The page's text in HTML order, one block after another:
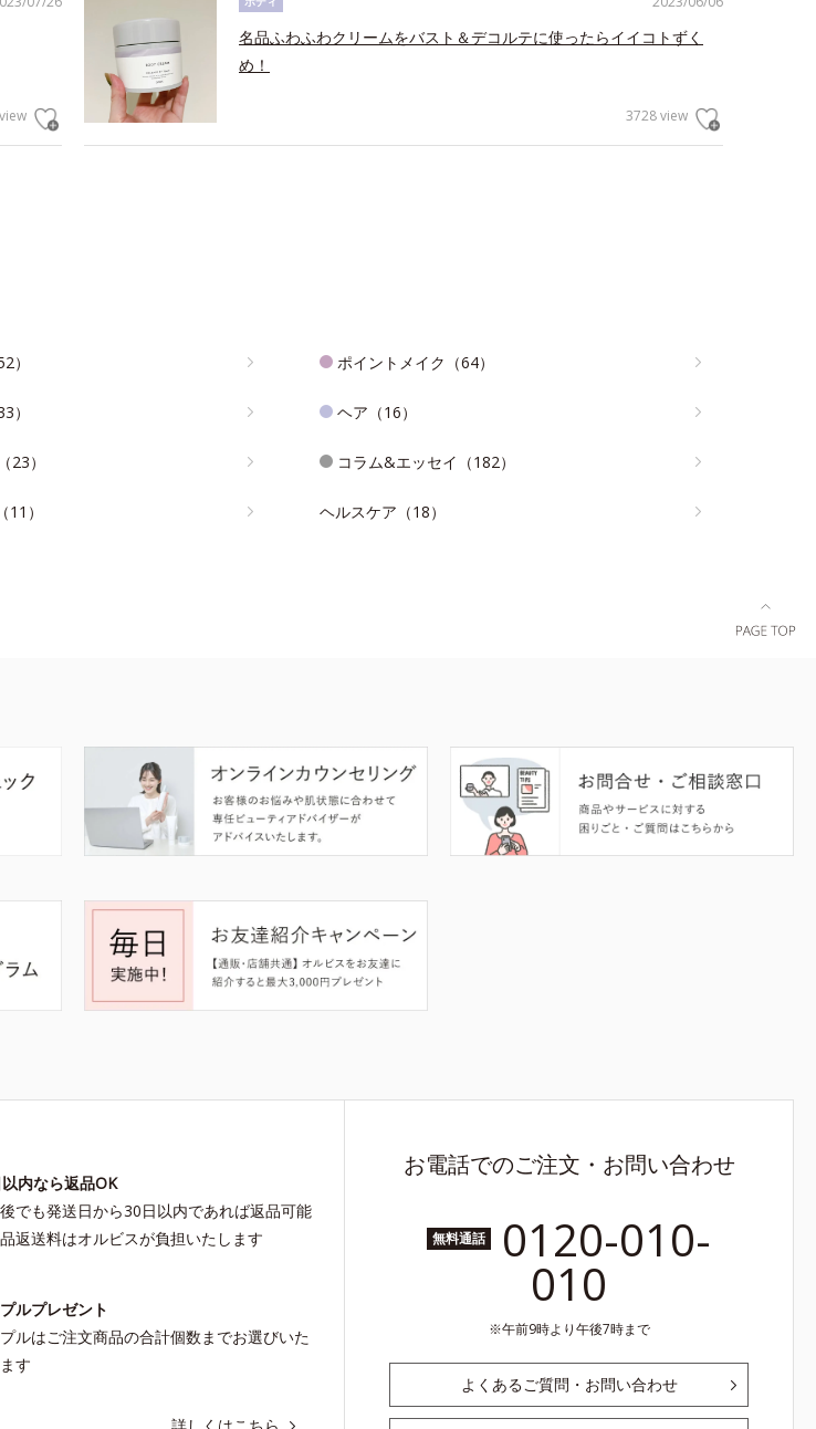
名品ふわふわクリームをバスト＆デコルテに使ったらイイコトずく
め！
3728 view
） ポイントメイク（64）
） ヘア（16）
23） コラム&エッセイ（182）
） ヘルスケア（18）
内なら返品OK
でも発送日から30日以内であれば返品可能
返送料はオルビスが負担いたします
ルプレゼント
ルはご注文商品の合計個数までお選びいた
す
お電話でのご注文・お問い合わせ
無料通話 0120-010-
010
午前9時より午後7時まで
よくあるご質問・お問い合わせ